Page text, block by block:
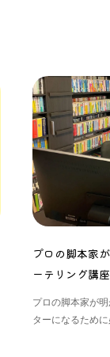
プロの脚本家
ーテリング講
プロの脚本家が
ターになるため